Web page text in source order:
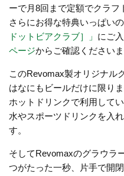
ーで月8回まで定額でクラフ
さらにお得な特典いっぱいの
ドットビアクラブ］」 にご
ページからご確認くださいま
このRevomax製オリジナル
はなにもビールだけに限り
ホットドリンクで利用して
水やスポーツドリンクを入
す。
そしてRevomaxのグラウラ
つがたった一秒、片手で開